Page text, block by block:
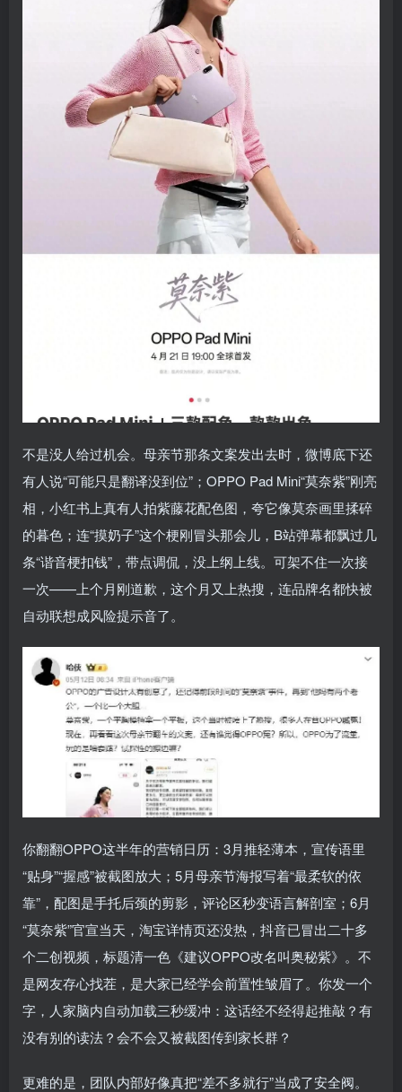
不是没人给过机会。母亲节那条文案发出去时，微博底下还
有人说“可能只是翻译没到位”；OPPO Pad Mini“莫奈紫”刚亮
相，小红书上真有人拍紫藤花配色图，夸它像莫奈画里揉碎
的暮色；连“摸奶子”这个梗刚冒头那会儿，B站弹幕都飘过几
条“谐音梗扣钱”，带点调侃，没上纲上线。可架不住一次接
一次——上个月刚道歉，这个月又上热搜，连品牌名都快被
自动联想成风险提示音了。
你翻翻OPPO这半年的营销日历：3月推轻薄本，宣传语里
“贴身”“握感”被截图放大；5月母亲节海报写着“最柔软的依
靠”，配图是手托后颈的剪影，评论区秒变语言解剖室；6月
“莫奈紫”官宣当天，淘宝详情页还没热，抖音已冒出二十多
个二创视频，标题清一色《建议OPPO改名叫奥秘紫》。不
是网友存心找茬，是大家已经学会前置性皱眉了。你发一个
字，人家脑内自动加载三秒缓冲：这话经不经得起推敲？有
没有别的读法？会不会又被截图传到家长群？
更难的是，团队内部好像真把“差不多就行”当成了安全阀。